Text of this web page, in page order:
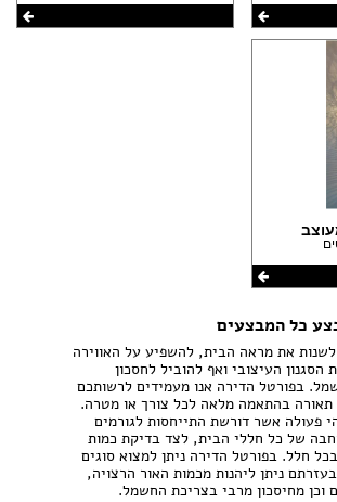
כל המבצעים
לשנות את מראה הבית, להשפיע על האווירה
העיצובי ואף להוביל לחסכון
בפורטל הדירה אנו מעמידים לרשותכם
תאורה בהתאמה מלאה לכל צורך או מטרה.
פעולה אשר דורשת התייחסות לגורמים
של כל חללי הבית, לצד בדיקת כמות
חלל. בפורטל הדירה ניתן למצוא סוגים
ניתן ליהנות מכמות האור הרצויה,
וכן מחיסכון מרבי בצריכת החשמל.